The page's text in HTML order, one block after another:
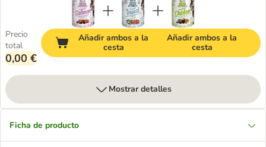
Precio
total
0,00 €
Añadir ambos a la
cesta
Añadir ambos a la
cesta
Mostrar detalles
Ficha de producto